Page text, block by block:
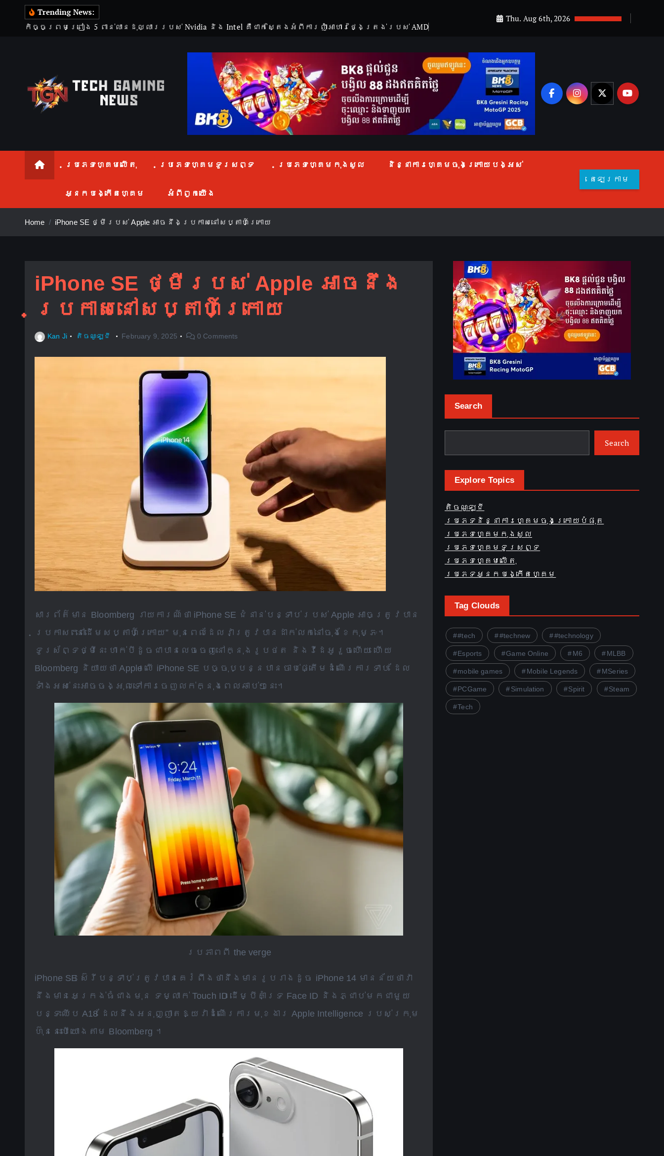
n
Trending News:
កិច្ចព្រមព្រៀង 5 ពាន់លានដុល្លាររបស់ Nvidia និង Intel គឺជាក់ស្តែងអំពីការញ៉ាំអាហារថ្ងៃត្រង់របស់ AMD
Thu. Aug 6th, 2026
ប្រភេទហ្គេមលើតុ ប្រភេទហ្គេមទូរសព្ទ ប្រភេទហ្គេមកុងសូល និន្នាការហ្គេមចុងក្រោយបង្អស់
អ្នកបង្កើតហ្គេម អំពី​ពួក​យើង
តេឡេក្រាម
Home iPhone SE ថ្មីរបស់ Apple អាចនឹងប្រកាសនៅសប្តាហ៍ក្រោយ
iPhone SE ថ្មីរបស់ Apple អាចនឹង
ប្រកាសនៅសប្តាហ៍ក្រោយ
Kan Ji តិចណូឡូជី February 9, 2025 0 Comments
សារព័ត៌មាន Bloomberg រាយការណ៍ថា iPhone SE ជំនាន់បន្ទាប់របស់ Apple អាចត្រូវបាន
ប្រកាស “នៅដើមសប្តាហ៍ក្រោយ” មុនពេលដែលវាត្រូវបានដាក់លក់នៅចុងខែកុម្ភៈ។
ទូរស័ព្ទថ្មីនេះ ហាក់បីដូចជាបានលេចចេញនៅក្នុងរូបថត និងវីដេអូរួចហើយ ហើយ
Bloomberg និយាយថា Apple លើ iPhone SE បច្ចុប្បន្នបានចាប់ផ្តើមដំណើរការទាប ដែល
ទាំងអស់នេះអាចចង្អុលទៅការចេញលក់ក្នុងពេលឆាប់ៗនេះ។
របភាពពី the verge
iPhone SE ស៊េរីបន្ទាប់ត្រូវបានគេរំពឹងថានឹងមានរូបរាងដូច iPhone 14 មានន័យថាវា
នឹងមានអេក្រង់ធំជាងមុន ទម្លាក់ Touch ID ដើម្បីគាំទ្រ Face ID និងភ្ជាប់មកជាមួយ
បន្ទះឈីប A18 ដែលនឹងអនុញ្ញាតឱ្យវាដំណើរការមុខងារ Apple Intelligence របស់ក្រុម
ហ៊ុននេះបើយោងតាម ​​Bloomberg ។
Search
Search
Explore Topics
តិចណូឡូជី
ប្រភេទនិន្នាការហ្គេមចុងក្រោយបំផុត
ប្រភេទហ្គេមកុងសូល
ប្រភេទហ្គេមទូរសព្ទ
ប្រភេទហ្គេមលើតុ
ប្រភេទអ្នកបង្កើតហ្គេម
Tag Clouds
#tech #technew #technology
Esports Game Online M6 MLBB
mobile games Mobile Legends MSeries
PCGame Simulation Spirit Steam
Tech